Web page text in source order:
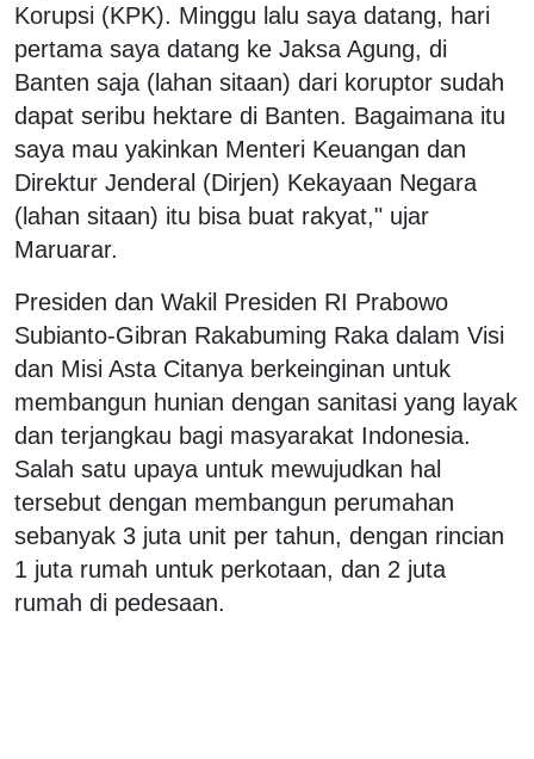
Korupsi (KPK). Minggu lalu saya datang, hari
pertama saya datang ke Jaksa Agung, di
Banten saja (lahan sitaan) dari koruptor sudah
dapat seribu hektare di Banten. Bagaimana itu
saya mau yakinkan Menteri Keuangan dan
Direktur Jenderal (Dirjen) Kekayaan Negara
(lahan sitaan) itu bisa buat rakyat," ujar
Maruarar.
Presiden dan Wakil Presiden RI Prabowo
Subianto-Gibran Rakabuming Raka dalam Visi
dan Misi Asta Citanya berkeinginan untuk
membangun hunian dengan sanitasi yang layak
dan terjangkau bagi masyarakat Indonesia.
Salah satu upaya untuk mewujudkan hal
tersebut dengan membangun perumahan
sebanyak 3 juta unit per tahun, dengan rincian
1 juta rumah untuk perkotaan, dan 2 juta
rumah di pedesaan.